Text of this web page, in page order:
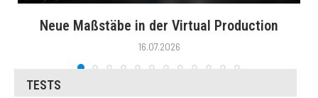
Neue Maßstäbe in der Virtual Production
16.07.2026
TESTS